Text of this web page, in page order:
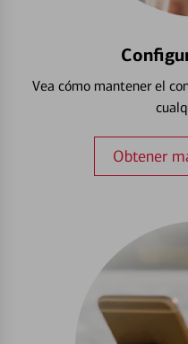
Vea cómo mantener el
Obtener